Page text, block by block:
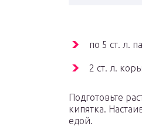
по 5 ст. л.
2 ст. л.
Подготовьте
кипятка.
едой.